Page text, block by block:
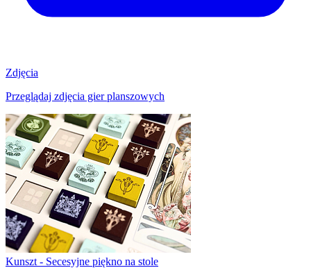
Zdjęcia
Przeglądaj zdjęcia gier planszowych
Kunszt - Secesyjne piękno na stole